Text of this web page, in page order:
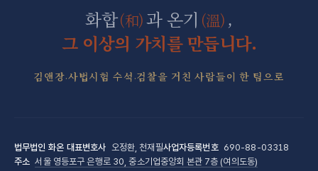
화합(和)과 온기 (溫) ,
그 이상의 가치를 만듭니다.
김앤장·사법시험 수석·검찰을 거친 사람들이 한 팀으로
법무법인 화온 대표변호사 오정환, 천재필사업자등록번호 690-88-03318
주소 서울 영등포구 은행로 30, 중소기업중앙회 본관 7층 (여의도동)